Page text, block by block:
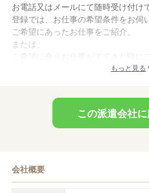
ポートします。
お電話又はメールにて随時受け付け
登録では、お仕事の希望条件をお伺
ご希望にあったお仕事をご紹介、
または、
ご希望に合うお仕事がでてきた時に
お仕事探しのひとつの手段、ツール
なお、当社ではご登録いただいた方
頻繁に電話やメールをするなどの対
ぜひお気軽にご連絡、お問い合わせ
もっと見る
この派遣会社
会社概要